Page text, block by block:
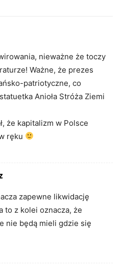
nieważne że toczy
Ważne, że prezes
patriotyczne, co
Anioła Stróża Ziemi
że kapitalizm w Polsce
ręku
zapewne likwidację
to z kolei oznacza, że
nie będą mieli gdzie się